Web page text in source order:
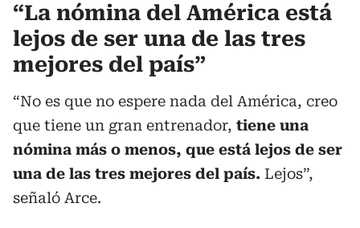
“La nómina del América está
lejos de ser una de las tres
mejores del país”
“No es que no espere nada del América, creo
que tiene un gran entrenador, tiene una
nómina más o menos, que está lejos de ser
una de las tres mejores del país. Lejos”,
señaló Arce.